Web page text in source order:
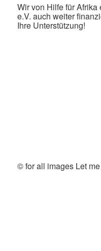
Wir von Hilfe für Afrika
e.V. auch weiter
Ihre Unterstützung!
© for all images Let